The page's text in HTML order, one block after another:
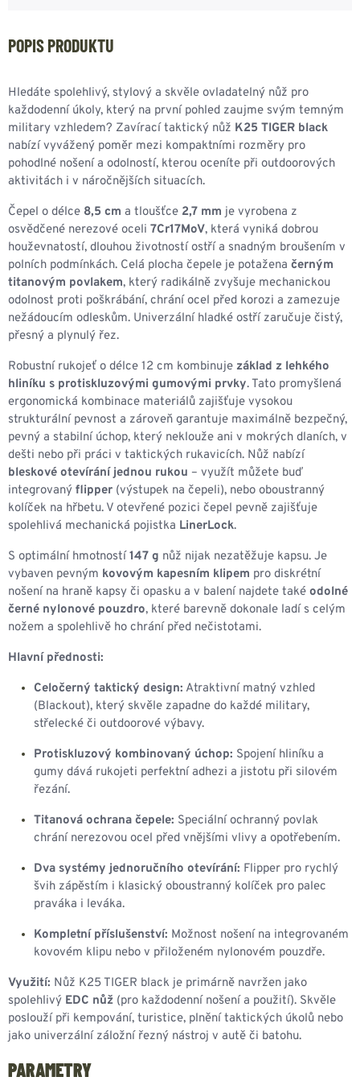
POPIS PRODUKTU
Hledáte spolehlivý, stylový a skvěle ovladatelný nůž pro
každodenní úkoly, který na první pohled zaujme svým temným
military vzhledem? Zavírací taktický nůž K25 TIGER black
nabízí vyvážený poměr mezi kompaktními rozměry pro
pohodlné nošení a odolností, kterou oceníte při outdoorových
aktivitách i v náročnějších situacích.
Čepel o délce 8,5 cm a tloušťce 2,7 mm je vyrobena z
osvědčené nerezové oceli 7Cr17MoV, která vyniká dobrou
houževnatostí, dlouhou životností ostří a snadným broušením v
polních podmínkách. Celá plocha čepele je potažena černým
titanovým povlakem, který radikálně zvyšuje mechanickou
odolnost proti poškrábání, chrání ocel před korozi a zamezuje
nežádoucím odleskům. Univerzální hladké ostří zaručuje čistý,
přesný a plynulý řez.
Robustní rukojeť o délce 12 cm kombinuje základ z lehkého
hliníku s protiskluzovými gumovými prvky. Tato promyšlená
ergonomická kombinace materiálů zajišťuje vysokou
strukturální pevnost a zároveň garantuje maximálně bezpečný,
pevný a stabilní úchop, který neklouže ani v mokrých dlaních, v
dešti nebo při práci v taktických rukavicích. Nůž nabízí
bleskové otevírání jednou rukou – využít můžete buď
integrovaný flipper (výstupek na čepeli), nebo oboustranný
kolíček na hřbetu. V otevřené pozici čepel pevně zajišťuje
spolehlivá mechanická pojistka LinerLock.
S optimální hmotností147 g nůž nijak nezatěžuje kapsu. Je
vybaven pevným kovovým kapesním klipem pro diskrétní
nošení na hraně kapsy či opasku a v balení najdete také odolné
černé nylonové pouzdro, které barevně dokonale ladí s celým
nožem a spolehlivě ho chrání před nečistotami.
Hlavní přednosti:
Celočerný taktický design: Atraktivní matný vzhled
(Blackout), který skvěle zapadne do každé military,
střelecké či outdoorové výbavy.
Protiskluzový kombinovaný úchop: Spojení hliníku a
gumy dává rukojeti perfektní adhezi a jistotu při silovém
řezání.
Titanová ochrana čepele: Speciální ochranný povlak
chrání nerezovou ocel před vnějšími vlivy a opotřebením.
Dva systémy jednoručního otevírání: Flipper pro rychlý
švih zápěstím i klasický oboustranný kolíček pro palec
praváka i leváka.
Kompletní příslušenství: Možnost nošení na integrovaném
kovovém klipu nebo v přiloženém nylonovém pouzdře.
Využití: Nůž K25 TIGER black je primárně navržen jako
spolehlivý EDC nůž (pro každodenní nošení a použití). Skvěle
poslouží při kempování, turistice, plnění taktických úkolů nebo
jako univerzální záložní řezný nástroj v autě či batohu.
PARAMETRY